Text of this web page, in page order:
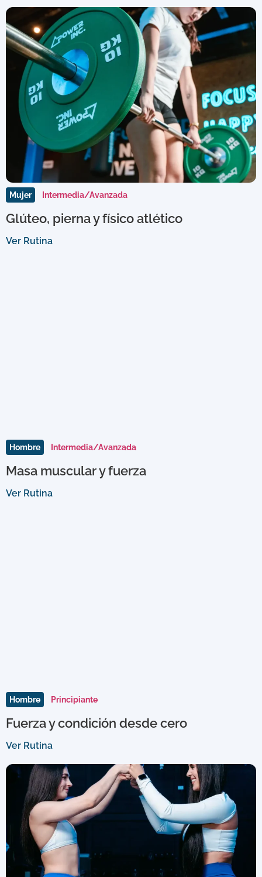
Mujer Intermedia/Avanzada
Glúteo, pierna y físico atlético
Ver Rutina
Hombre Intermedia/Avanzada
Masa muscular y fuerza
Ver Rutina
Hombre Principiante
Fuerza y condición desde cero
Ver Rutina